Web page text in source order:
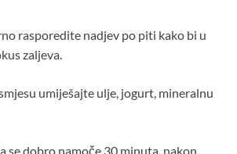
rasporedite nadjev po piti kako bi u
zaljeva.
umiješajte ulje, jogurt, mineralnu
se dobro namoče 30 minuta, nakon